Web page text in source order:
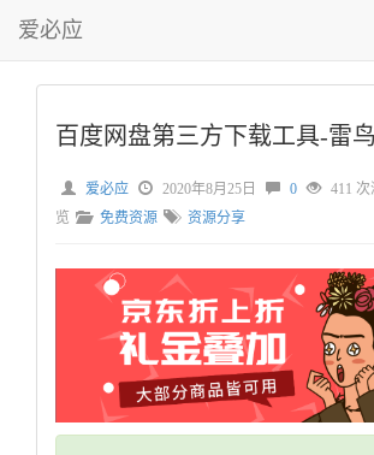
爱必应
爱必应 2020年8月25日 0
411 次
览
免费资源 资源分享